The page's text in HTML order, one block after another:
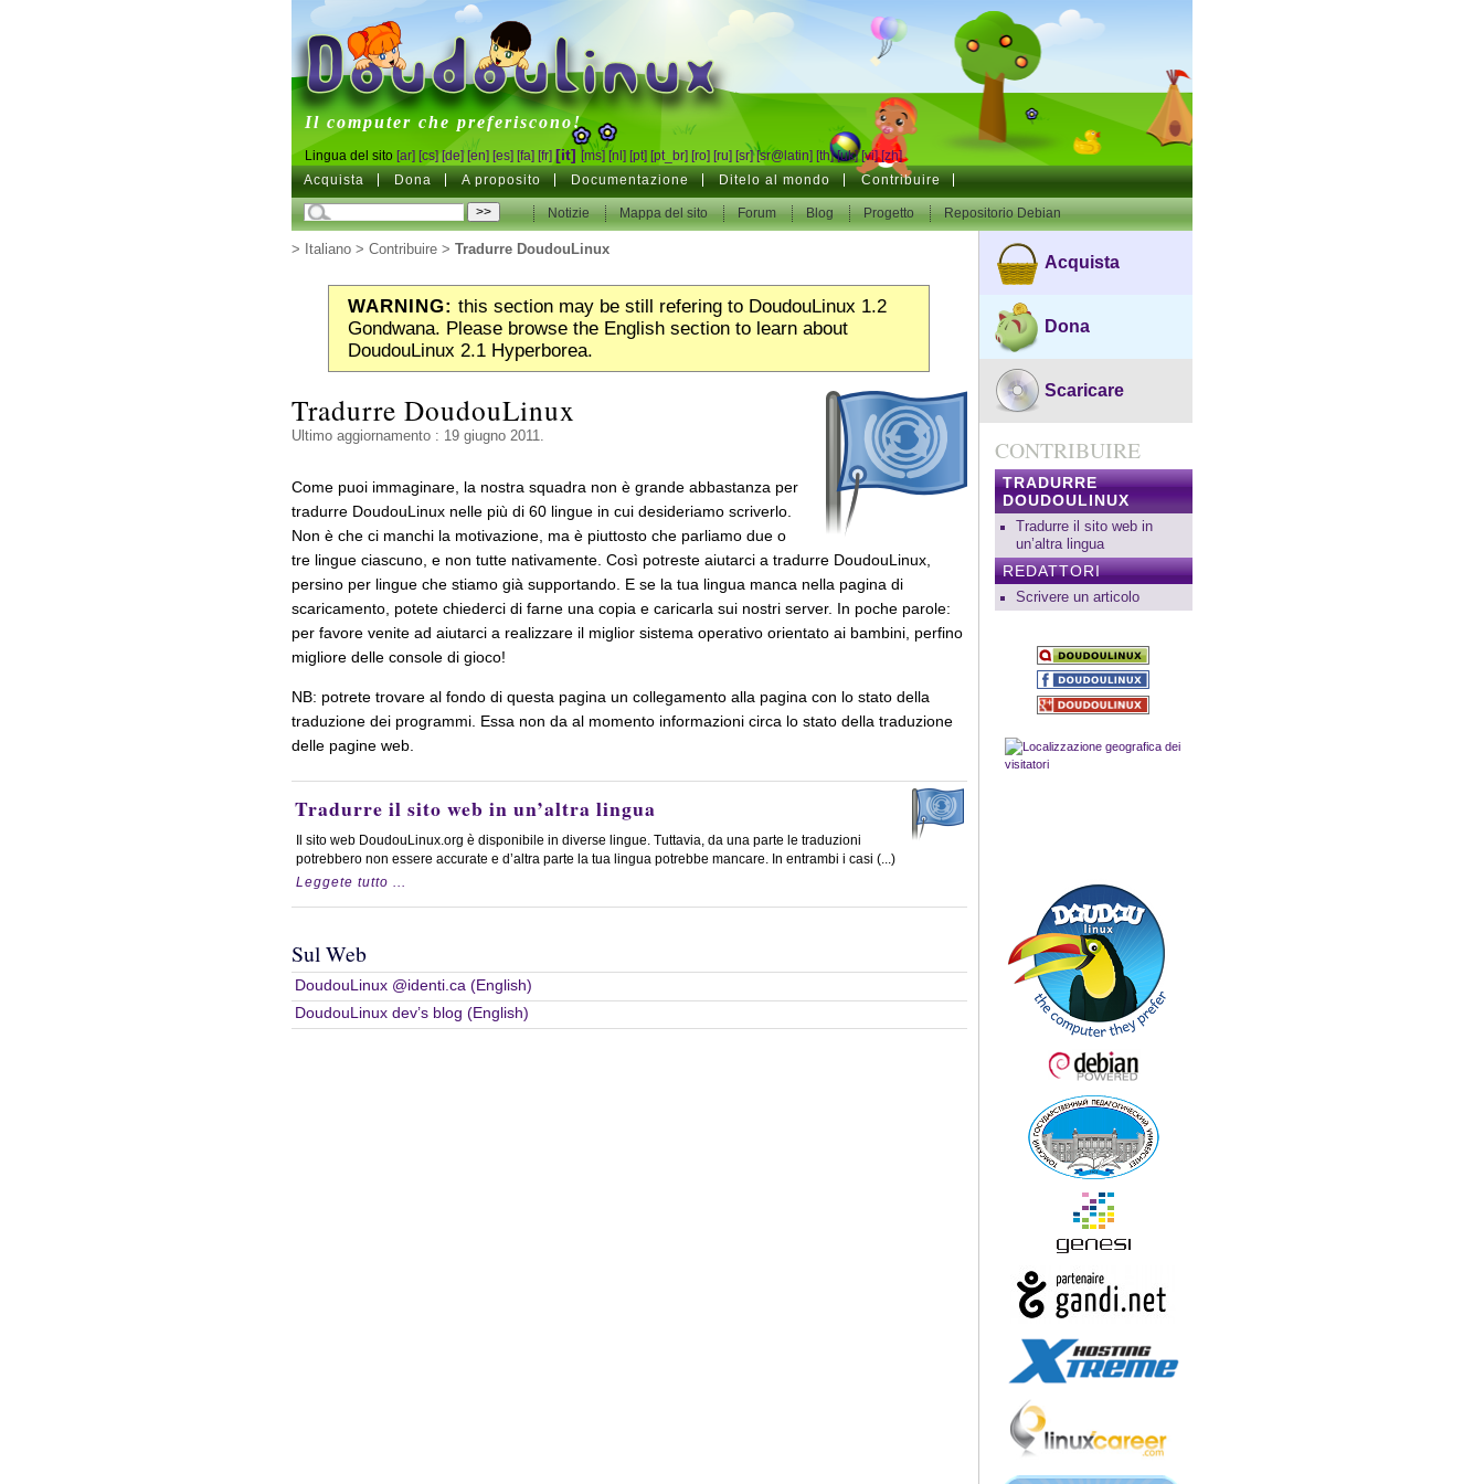
DoudouLinux
Il computer che preferiscono!
Lingua del sito [ar] [cs] [de] [en] [es] [fa] [fr] [it] [ms] [nl] [pt] [pt_br] [ro] [ru] [sr] [sr@latin] [th] [uk] [vi] [zh]
Acquista Dona A proposito Documentazione Ditelo al mondo Contribuire
Notizie Mappa del sito Forum Blog Progetto Repositorio Debian
> Italiano> Contribuire> Tradurre DoudouLinux
WARNING: this section may be still refering to DoudouLinux 1.2
Gondwana. Please browse the English section to learn about
DoudouLinux 2.1 Hyperborea.
Tradurre DoudouLinux
Ultimo aggiornamento : 19 giugno 2011.
Come puoi immaginare, la nostra squadra non è grande abbastanza per
tradurre DoudouLinux nelle più di 60 lingue in cui desideriamo scriverlo.
Non è che ci manchi la motivazione, ma è piuttosto che parliamo due o
tre lingue ciascuno, e non tutte nativamente. Così potreste aiutarci a tradurre DoudouLinux,
persino per lingue che stiamo già supportando. E se la tua lingua manca nella pagina di
scaricamento, potete chiederci di farne una copia e caricarla sui nostri server. In poche parole:
per favore venite ad aiutarci a realizzare il miglior sistema operativo orientato ai bambini, perfino
migliore delle console di gioco!
NB: potrete trovare al fondo di questa pagina un collegamento alla pagina con lo stato della
traduzione dei programmi. Essa non da al momento informazioni circa lo stato della traduzione
delle pagine web.
Tradurre il sito web in un’altra lingua
Il sito web DoudouLinux.org è disponibile in diverse lingue. Tuttavia, da una parte le traduzioni
potrebbero non essere accurate e d’altra parte la tua lingua potrebbe mancare. In entrambi i casi (...)
Leggete tutto ...
Sul Web
DoudouLinux @identi.ca (English)
DoudouLinux dev’s blog (English)
Acquista
Dona
Scaricare
CONTRIBUIRE
TRADURRE
DOUDOULINUX
Tradurre il sito web in
un’altra lingua
REDATTORI
Scrivere un articolo